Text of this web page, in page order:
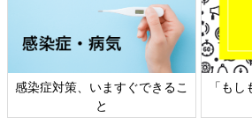
したんだとか。ゆったりしていて、はき
GUキッズ「ゆった
イ！」「毎年買うほ
のお出かけにおす
GUの冬アイテムはもう
感染症対策、いますぐできるこ
と
「も